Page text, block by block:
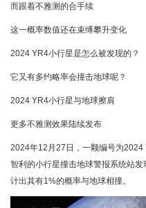
而跟着不雅测的合手续
这一概率数值还在束缚攀升变化
2024 YR4小行星是怎么被发现的？
它又有多约略率会撞击地球呢？
2024 YR4小行星与地球擦肩
更多不雅测效果陆续发布
2024年12月27日，一颗编号为
智利的小行星撞击地球警报系统站
计出其有1%的概率与地球相撞。